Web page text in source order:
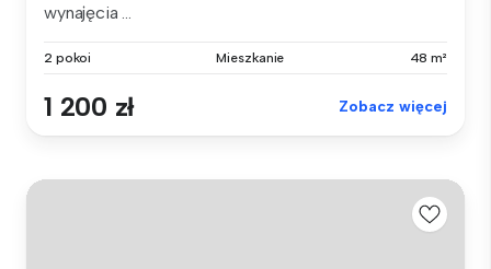
wynajęcia ...
2 pokoi Mieszkanie 48 m²
1 200 zł Zobacz więcej